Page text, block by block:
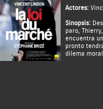
Actores:
Sinopsis:
paro,
encuentra
pronto
dilema